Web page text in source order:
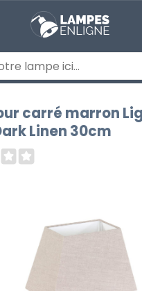
carré marron
Linen 30cm